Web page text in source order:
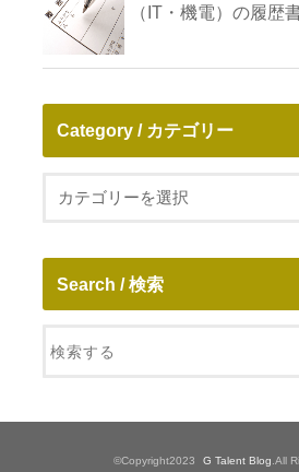
（IT・機電）の履歴
Category / カテゴリー
Search / 検索
©Copyright2023 G Talent Blog.All